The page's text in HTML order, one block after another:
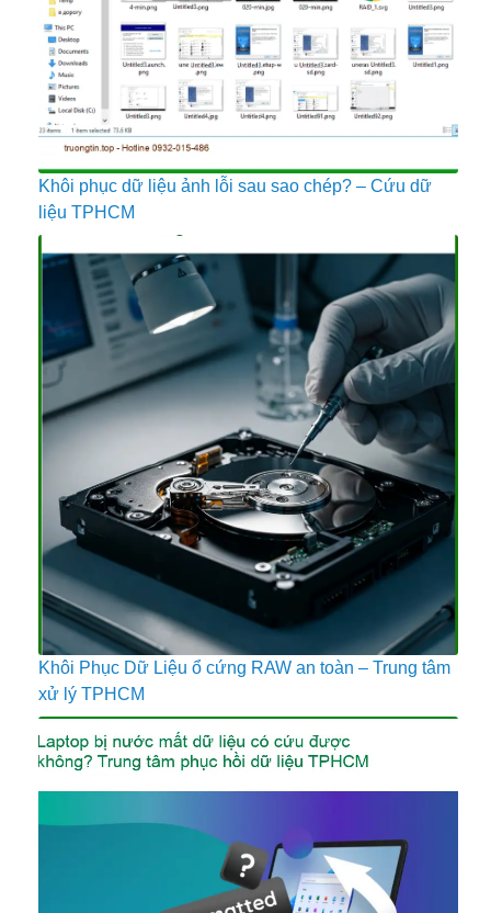
Khôi phục dữ liệu ảnh lỗi sau sao chép? – Cứu dữ
liệu TPHCM
Khôi Phục Dữ Liệu ổ cứng RAW an toàn – Trung tâm
xử lý TPHCM